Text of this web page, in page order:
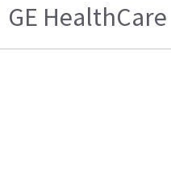
GE HealthCare